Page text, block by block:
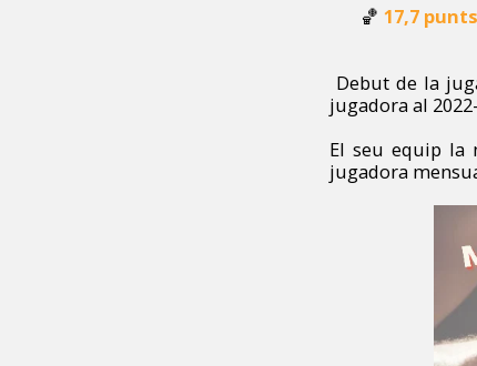
🏀 17,7
Debut de la
jugadora al
El seu equip la
jugadora